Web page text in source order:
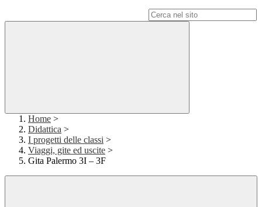
Home >
Didattica >
I progetti delle classi >
Viaggi, gite ed uscite >
Gita Palermo 3I – 3F